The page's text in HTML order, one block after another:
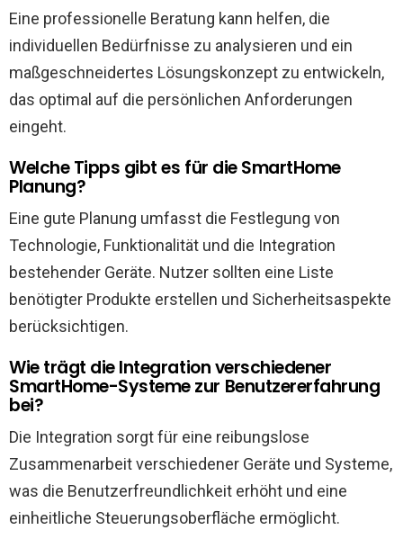
Eine professionelle Beratung kann helfen, die
individuellen Bedürfnisse zu analysieren und ein
maßgeschneidertes Lösungskonzept zu entwickeln,
das optimal auf die persönlichen Anforderungen
eingeht.
Welche Tipps gibt es für die SmartHome
Planung?
Eine gute Planung umfasst die Festlegung von
Technologie, Funktionalität und die Integration
bestehender Geräte. Nutzer sollten eine Liste
benötigter Produkte erstellen und Sicherheitsaspekte
berücksichtigen.
Wie trägt die Integration verschiedener
SmartHome-Systeme zur Benutzererfahrung
bei?
Die Integration sorgt für eine reibungslose
Zusammenarbeit verschiedener Geräte und Systeme,
was die Benutzerfreundlichkeit erhöht und eine
einheitliche Steuerungsoberfläche ermöglicht.